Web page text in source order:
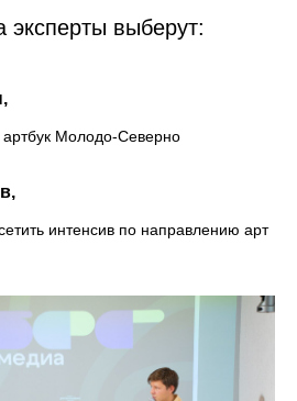
эксперты выберут:
артбук Молодо-Северно
интенсив по направлению арт